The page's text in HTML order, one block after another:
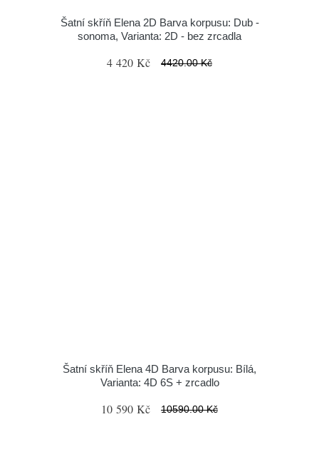
Šatní skříň Elena 2D Barva korpusu: Dub -
sonoma, Varianta: 2D - bez zrcadla
4 420 Kč 4420.00 Kč
Šatní skříň Elena 4D Barva korpusu: Bílá,
Varianta: 4D 6S + zrcadlo
10 590 Kč 10590.00 Kč